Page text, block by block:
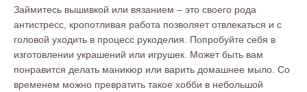
Займитесь вышивкой или вязанием – это своего рода
антистресс, кропотливая работа позволяет отвлекаться и с
головой уходить в процесс рукоделия. Попробуйте себя в
изготовлении украшений или игрушек. Может быть вам
понравится делать маникюр или варить домашнее мыло. Со
временем можно превратить такое хобби в небольшой